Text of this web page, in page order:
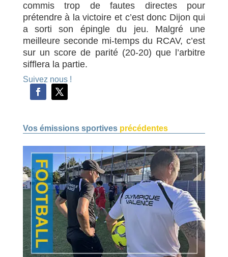
commis trop de fautes directes pour
prétendre à la victoire et c’est donc Dijon qui
a sorti son épingle du jeu. Malgré une
meilleure seconde mi-temps du RCAV, c’est
sur un score de parité (20-20) que l’arbitre
sifflera la partie.
Suivez nous !
Vos émissions sportivesprécédentes